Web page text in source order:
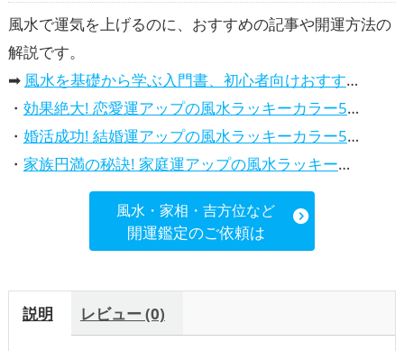
風水で運気を上げるのに、おすすめの記事や開運方法の
解説です。
➡ 風水を基礎から学ぶ入門書、初心者向けおすすめ本
・ 効果絶大! 恋愛運アップの風水ラッキーカラー5選、解説付き
・ 婚活成功! 結婚運アップの風水ラッキーカラー5選、効果解説
・ 家族円満の秘訣! 家庭運アップの風水ラッキーカラー5選、効果解説
風水・家相・吉方位など
開運鑑定のご依頼は
説明 レビュー (0)